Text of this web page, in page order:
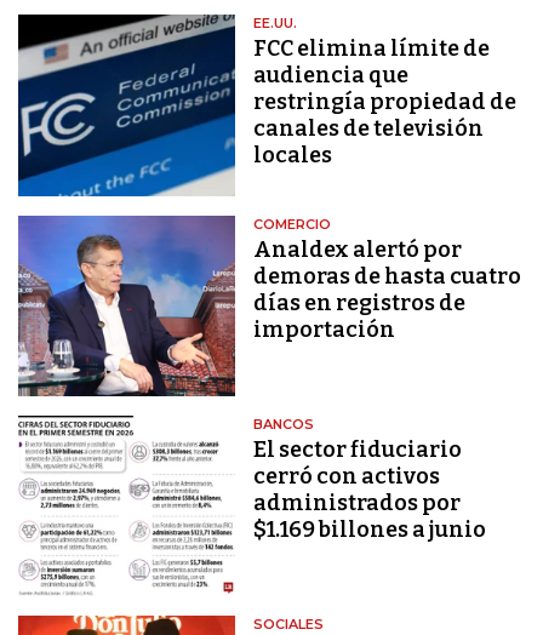
EE.UU.
FCC elimina límite de
audiencia que
restringía propiedad de
canales de televisión
locales
COMERCIO
Analdex alertó por
demoras de hasta cuatro
días en registros de
importación
BANCOS
El sector fiduciario
cerró con activos
administrados por
$1.169 billones a junio
SOCIALES